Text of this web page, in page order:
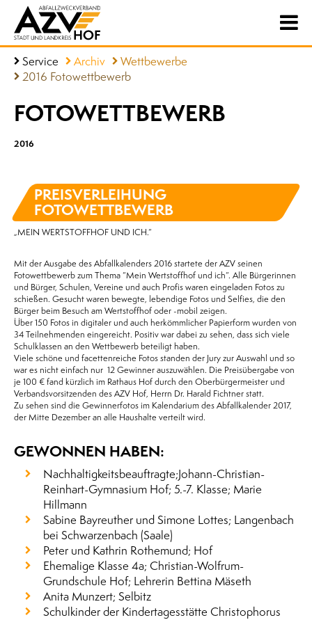
Service Archiv
Wettbewerbe
2016 Fotowettbewerb
FOTOWETTBEWERB
2016
PREISVERLEIHUNG
FOTOWETTBEWERB
„MEIN WERTSTOFFHOF UND ICH.“
Mit der Ausgabe des Abfallkalenders 2016 startete der AZV seinen
Fotowettbewerb zum Thema “Mein Wertstoffhof und ich“. Alle Bürgerinnen
und Bürger, Schulen, Vereine und auch Profis waren eingeladen Fotos zu
schießen. Gesucht waren bewegte, lebendige Fotos und Selfies, die den
Bürger beim Besuch am Wertstoffhof oder -mobil zeigen.
Über 150 Fotos in digitaler und auch herkömmlicher Papierform wurden von
34 Teilnehmenden eingereicht. Positiv war dabei zu sehen, dass sich viele
Schulklassen an den Wettbewerb beteiligt haben.
Viele schöne und facettenreiche Fotos standen der Jury zur Auswahl und so
war es nicht einfach nur 12 Gewinner auszuwählen. Die Preisübergabe von
je 100 € fand kürzlich im Rathaus Hof durch den Oberbürgermeister und
Verbandsvorsitzenden des AZV Hof, Herrn Dr. Harald Fichtner statt.
Zu sehen sind die Gewinnerfotos im Kalendarium des Abfallkalender 2017,
der Mitte Dezember an alle Haushalte verteilt wird.
GEWONNEN HABEN:
Nachhaltigkeitsbeauftragte;Johann-Christian-
Reinhart-Gymnasium Hof; 5.-7. Klasse; Marie
Hillmann
Sabine Bayreuther und Simone Lottes; Langenbach
bei Schwarzenbach (Saale)
Peter und Kathrin Rothemund; Hof
Ehemalige Klasse 4a; Christian-Wolfrum-
Grundschule Hof; Lehrerin Bettina Mäseth
Anita Munzert; Selbitz
Schulkinder der Kindertagesstätte Christophorus